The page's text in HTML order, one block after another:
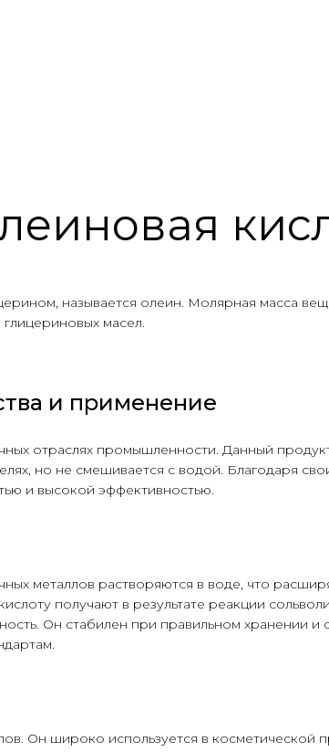
называется олеин. Молярная масса
масел.
и применение
отраслях промышленности. Данный
но не смешивается с водой. Благодаря
и высокой эффективностью.
металлов растворяются в воде, что
получают в результате реакции
Он стабилен при правильном хранении и
Он широко используется в